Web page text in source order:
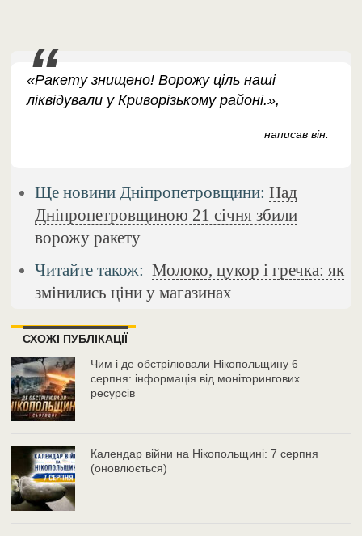
«Ракету знищено! Ворожу ціль наші
ліквідували у Криворізькому районі.»,
написав він.
Ще новини Дніпропетровщини:Над
Дніпропетровщиною 21 січня збили
ворожу ракету
Читайте також:Молоко, цукор і гречка: як
змінились ціни у магазинах
СХОЖІ ПУБЛІКАЦІЇ
Чим і де обстрілювали Нікопольщину 6
серпня: інформація від моніторингових
ресурсів
Календар війни на Нікопольщині: 7 серпня
(оновлюється)